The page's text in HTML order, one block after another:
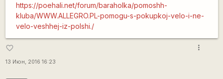
https://poehali.net/forum/baraholka/pomoshh-
kluba/WWW.ALLEGRO.PL-pomogu-s-pokupkoj-velo-i-ne-
velo-veshhej-iz-polshi./
favorite_border
13 Июн, 2016 16:23
more_vert